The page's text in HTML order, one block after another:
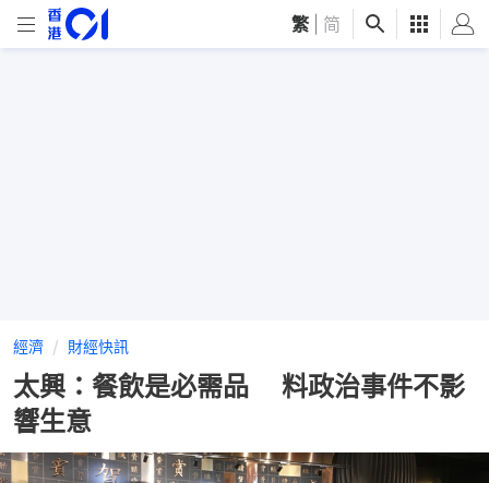
繁 简
經濟 財經快訊
太興：餐飲是必需品 料政治事件不影
響生意